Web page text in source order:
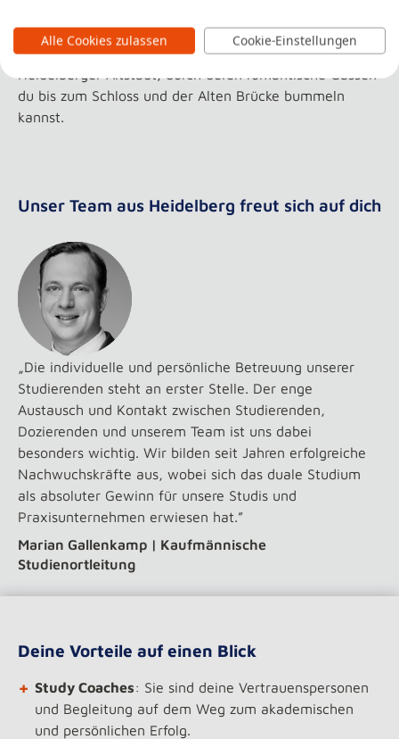
Bahnhof alles, was das Herz begehrt. In wenigen
Minuten gelangst du von hier außerdem in die schöne
Heidelberger Altstadt, durch deren romantische Gassen
du bis zum Schloss und der Alten Brücke bummeln
kannst.
Unser Team aus Heidelberg freut sich auf dich
„Die individuelle und persönliche Betreuung unserer
Studierenden steht an erster Stelle. Der enge
Austausch und Kontakt zwischen Studierenden,
Dozierenden und unserem Team ist uns dabei
besonders wichtig. Wir bilden seit Jahren erfolgreiche
Nachwuchskräfte aus, wobei sich das duale Studium
als absoluter Gewinn für unsere Studis und
Praxisunternehmen erwiesen hat.”
Marian Gallenkamp | Kaufmännische
Studienortleitung
Deine Vorteile auf einen Blick
+ Study Coaches: Sie sind deine Vertrauenspersonen
und Begleitung auf dem Weg zum akademischen
und persönlichen Erfolg.
Alle Cookies zulassen Cookie-Einstellungen